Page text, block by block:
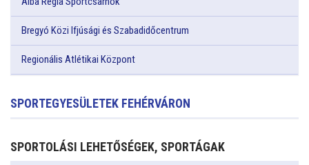
Bregyó Közi Ifjúsági és Szabadidőcentrum
Regionális Atlétikai Központ
SPORTEGYESÜLETEK FEHÉRVÁRON
SPORTOLÁSI LEHETŐSÉGEK, SPORTÁGAK